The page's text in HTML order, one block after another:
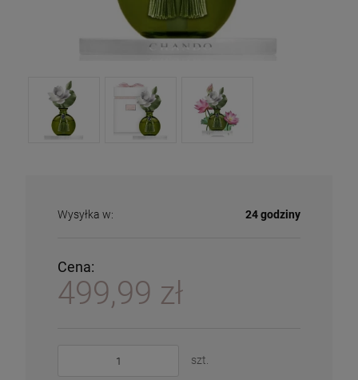
Wysyłka w: 24 godziny
Cena:
499,99 zł
szt.